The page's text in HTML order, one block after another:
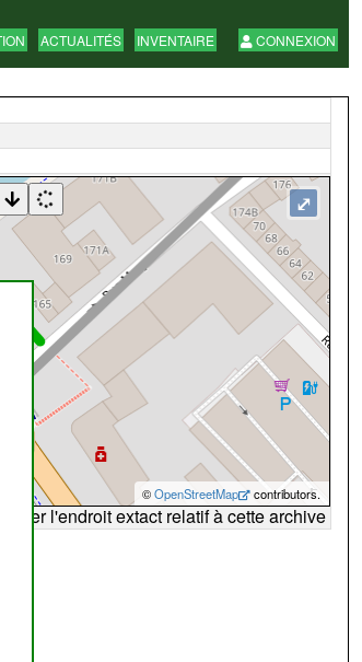
ACTUALITÉS INVENTAIRE CONNEXION
©OpenStreetMap contributors.
⤢
l'endroit extact relatif à cette archive